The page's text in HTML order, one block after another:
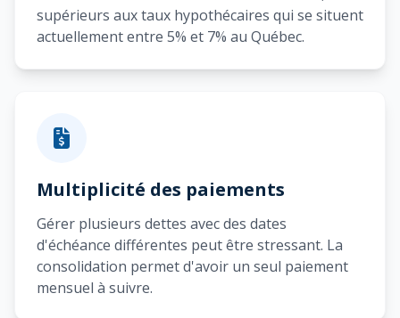
supérieurs aux taux hypothécaires qui se situent
actuellement entre 5% et 7% au Québec.
Multiplicité des paiements
Gérer plusieurs dettes avec des dates
d'échéance différentes peut être stressant. La
consolidation permet d'avoir un seul paiement
mensuel à suivre.